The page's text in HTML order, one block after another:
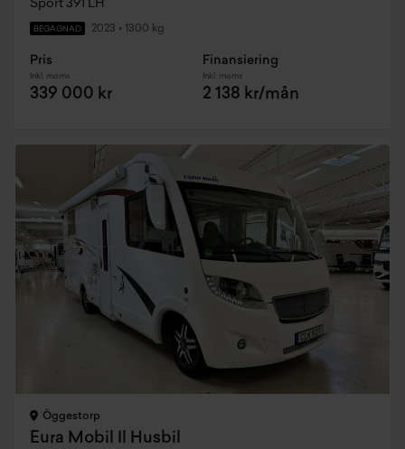
Sport 391 LH
BEGAGNAD 2023 • 1300 kg
Pris
Inkl. moms
339 000 kr
Finansiering
Inkl. moms
2 138 kr/mån
Öggestorp
Eura Mobil Il Husbil